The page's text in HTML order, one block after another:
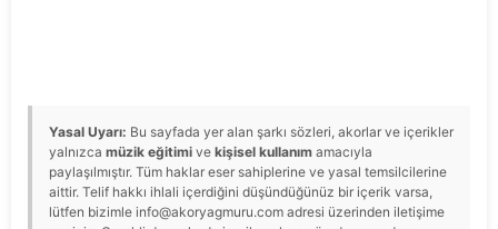
Yasal Uyarı: Bu sayfada yer alan şarkı sözleri, akorlar ve içerikler
yalnızca müzik eğitimi ve kişisel kullanım amacıyla
paylaşılmıştır. Tüm haklar eser sahiplerine ve yasal temsilcilerine
aittir. Telif hakkı ihlali içerdiğini düşündüğünüz bir içerik varsa,
lütfen bizimle info@akoryagmuru.com adresi üzerinden iletişime